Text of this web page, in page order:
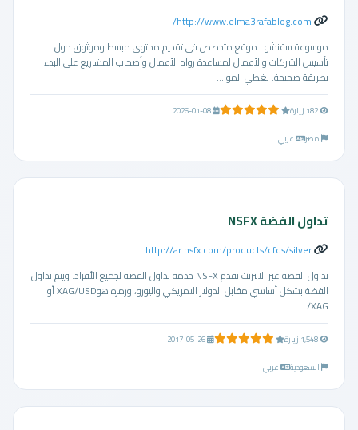
http://www.elma3rafablog.com/
موسوعة سقنشو | موقع متخصص في تقديم محتوى مبسط وموثوق حول
تأسيس الشركات والأعمال لمساعدة رواد الأعمال وأصحاب المشاريع على البدء
بطريقة صحيحة. يغطي المو ...
5.0 من 5 نجوم
مصر
عربي
تداول الفضة NSFX
http://ar.nsfx.com/products/cfds/silver
تداول الفضة عبر الانترنت تقدم NSFX خدمة تداول الفضة لجميع الأفراد. ويتم تداول
الفضة بشكل أساسي مقابل الدولار الامريكي واليورو، ورمزه هوXAG/USD أو
XAG/ ...
5.0 من 5 نجوم
السعودية
عربي